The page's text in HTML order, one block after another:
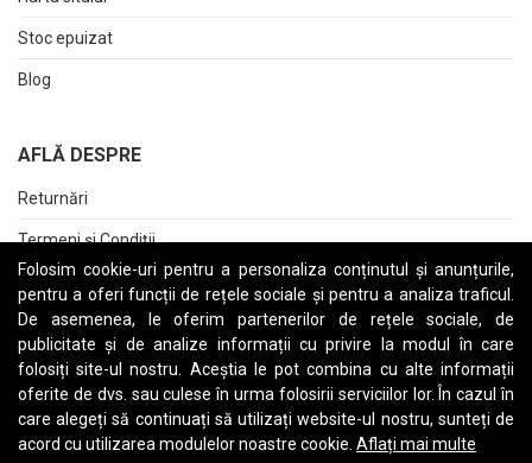
Folosim cookie-uri pentru a personaliza conținutul și anunțurile,
pentru a oferi funcții de rețele sociale și pentru a analiza traficul.
De asemenea, le oferim partenerilor de rețele sociale, de
publicitate și de analize informații cu privire la modul în care
folosiți site-ul nostru. Aceștia le pot combina cu alte informații
oferite de dvs. sau culese în urma folosirii serviciilor lor. În cazul în
care alegeți să continuați să utilizați website-ul nostru, sunteți de
acord cu utilizarea modulelor noastre cookie. Aflați mai multe
Stoc epuizat
Blog
AFLĂ DESPRE
Returnări
Termeni și Condiții
Raport date personale
Cerere stergere cont
ABCDEFGHIJKLMNOPQRSTUV WXYZ